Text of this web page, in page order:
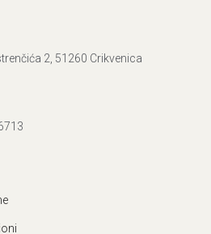
2, 51260 Crikvenica